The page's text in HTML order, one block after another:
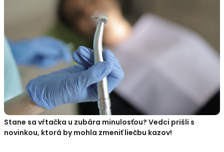
Stane sa vŕtačka u zubára minulosťou? Vedci prišli s
novinkou, ktorá by mohla zmeniť liečbu kazov!